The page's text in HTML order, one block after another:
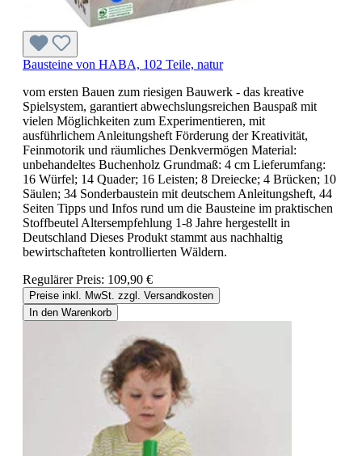
Bausteine von HABA, 102 Teile, natur
vom ersten Bauen zum riesigen Bauwerk - das kreative
Spielsystem, garantiert abwechslungsreichen Bauspaß mit
vielen Möglichkeiten zum Experimentieren, mit
ausführlichem Anleitungsheft Förderung der Kreativität,
Feinmotorik und räumliches Denkvermögen Material:
unbehandeltes Buchenholz Grundmaß: 4 cm Lieferumfang:
16 Würfel; 14 Quader; 16 Leisten; 8 Dreiecke; 4 Brücken; 10
Säulen; 34 Sonderbaustein mit deutschem Anleitungsheft, 44
Seiten Tipps und Infos rund um die Bausteine im praktischen
Stoffbeutel Altersempfehlung 1-8 Jahre hergestellt in
Deutschland Dieses Produkt stammt aus nachhaltig
bewirtschafteten kontrollierten Wäldern.
Regulärer Preis: 109,90 €
Preise inkl. MwSt. zzgl. Versandkosten
In den Warenkorb